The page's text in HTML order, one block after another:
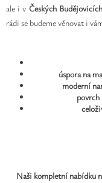
ale i v Českých Budějovicích
rádi se budeme věnovat i
úspora na
moderní
Naši kompletní nabídku